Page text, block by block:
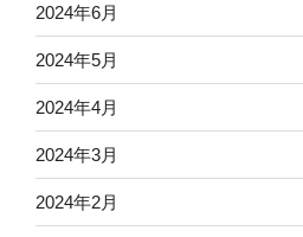
2024年6月
2024年5月
2024年4月
2024年3月
2024年2月